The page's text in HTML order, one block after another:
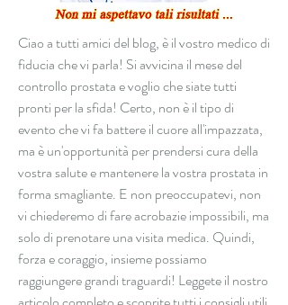
Ciao a tutti amici del blog, è il vostro medico di
fiducia che vi parla! Si avvicina il mese del
controllo prostata e voglio che siate tutti
pronti per la sfida! Certo, non è il tipo di
evento che vi fa battere il cuore all'impazzata,
ma è un'opportunità per prendersi cura della
vostra salute e mantenere la vostra prostata in
forma smagliante. E non preoccupatevi, non
vi chiederemo di fare acrobazie impossibili, ma
solo di prenotare una visita medica. Quindi,
forza e coraggio, insieme possiamo
raggiungere grandi traguardi! Leggete il nostro